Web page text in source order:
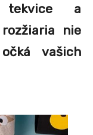
tekvice a
nie
vašich